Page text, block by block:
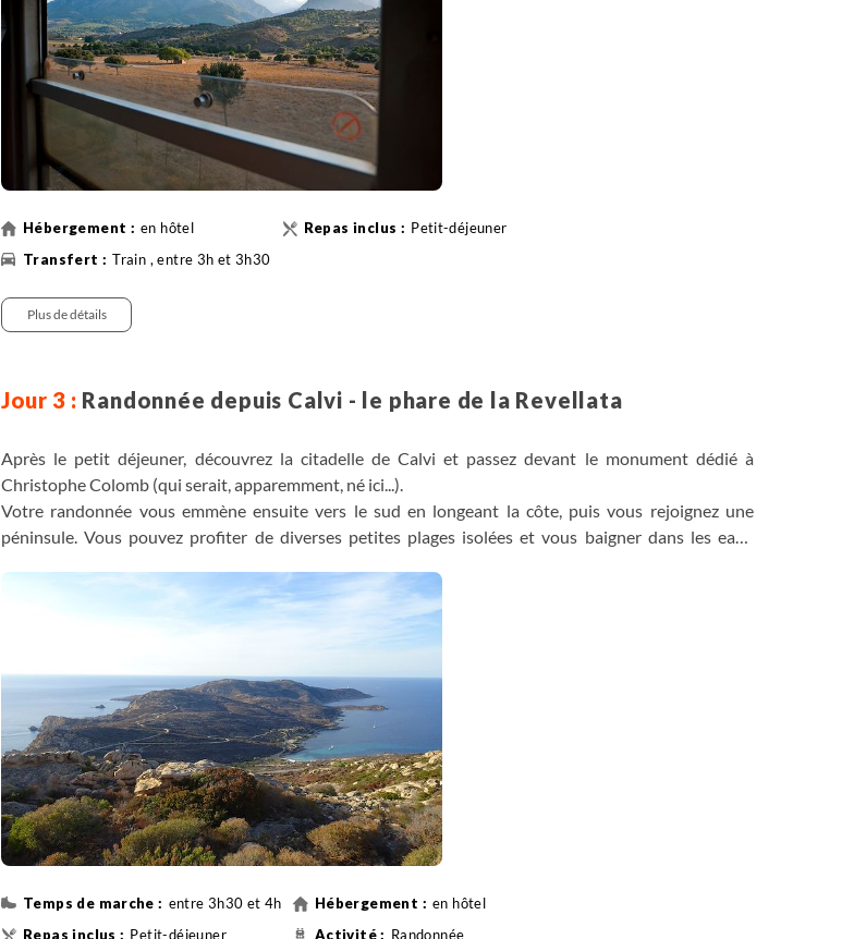
en hôtel
Petit-déjeuner
Train , entre 3h et 3h30
Plus de détails
Randonnée depuis Calvi - le phare de la Revellata
Après le petit déjeuner, découvrez la citadelle de Calvi et passez devant le monument dédié à
Christophe Colomb (qui serait, apparemment, né ici...).
Votre randonnée vous emmène ensuite vers le sud en longeant la côte, puis vous rejoignez une
péninsule. Vous pouvez profiter de diverses petites plages isolées et vous baigner dans les eaux
surplombant la péninsule. Nuit à Calvi.
entre 3h30 et 4h
en hôtel
Petit-déjeuner
Randonnée